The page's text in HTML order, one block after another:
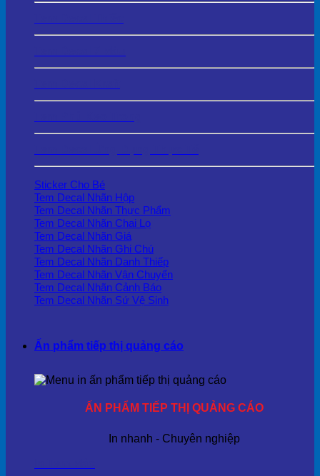
Sticker Cho Bé
Tem Decal Nhãn Hộp
Tem Decal Nhãn Thực Phẩm
Tem Decal Nhãn Chai Lọ
Tem Decal Nhãn Giá
Tem Decal Nhãn Ghi Chú
Tem Decal Nhãn Danh Thiếp
Tem Decal Nhãn Vận Chuyển
Tem Decal Nhãn Cảnh Báo
Tem Decal Nhãn Sứ Vệ Sinh
Ấn phẩm tiếp thị quảng cáo
ẤN PHẨM TIẾP THỊ QUẢNG CÁO
In nhanh - Chuyên nghiệp